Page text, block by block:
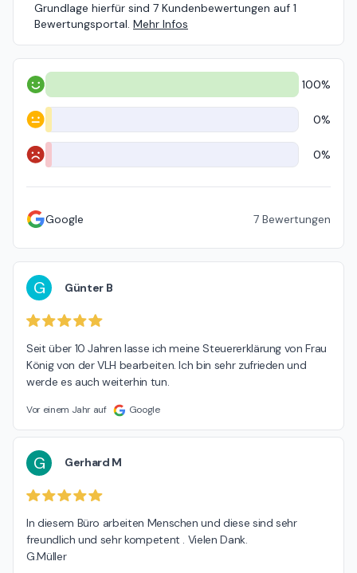
Grundlage hierfür sind 7 Kundenbewertungen auf 1
Bewertungsportal. Mehr Infos
Positiv 100%
Neutral 0%
Negativ 0%
Google 7 Bewertungen
G Günter B
Seit über 10 Jahren lasse ich meine Steuererklärung von Frau
König von der VLH bearbeiten. Ich bin sehr zufrieden und
werde es auch weiterhin tun.
Vor einem Jahr auf Google
G Gerhard M
In diesem Büro arbeiten Menschen und diese sind sehr
freundlich und sehr kompetent . Vielen Dank.
G.Müller